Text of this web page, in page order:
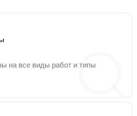
на все виды работ и типы